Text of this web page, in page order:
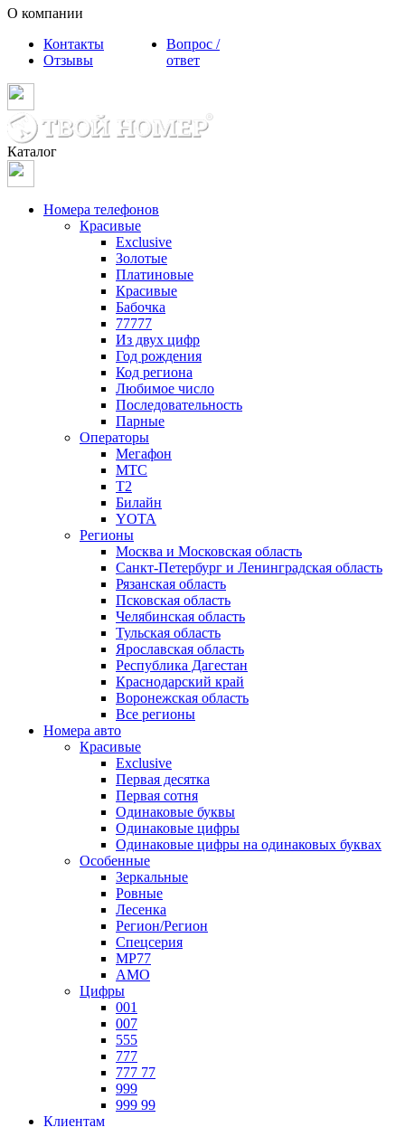
О компании
Контакты
Отзывы
Вопрос /
ответ
Каталог
Номера телефонов
Красивые
Exclusive
Золотые
Платиновые
Красивые
Бабочка
77777
Из двух цифр
Год рождения
Код региона
Любимое число
Последовательность
Парные
Операторы
Мегафон
МТС
Т2
Билайн
YOTA
Регионы
Москва и Московская область
Санкт-Петербург и Ленинградская область
Рязанская область
Псковская область
Челябинская область
Тульская область
Ярославская область
Республика Дагестан
Краснодарский край
Воронежская область
Все регионы
Номера авто
Красивые
Exclusive
Первая десятка
Первая сотня
Одинаковые буквы
Одинаковые цифры
Одинаковые цифры на одинаковых буквах
Особенные
Зеркальные
Ровные
Лесенка
Регион/Регион
Спецсерия
МР77
АМО
Цифры
001
007
555
777
777 77
999
999 99
Клиентам